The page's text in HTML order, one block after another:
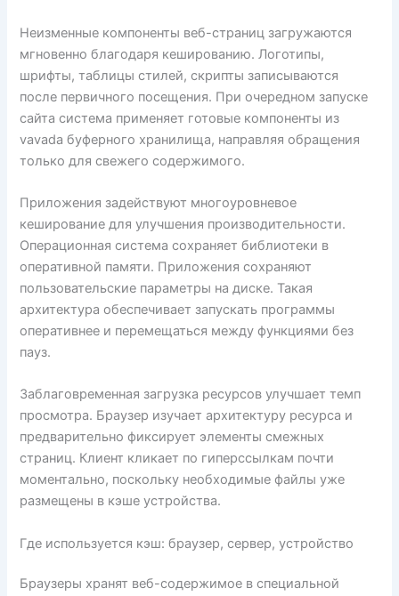
Неизменные компоненты веб-страниц загружаются
мгновенно благодаря кешированию. Логотипы,
шрифты, таблицы стилей, скрипты записываются
после первичного посещения. При очередном запуске
сайта система применяет готовые компоненты из
vavada буферного хранилища, направляя обращения
только для свежего содержимого.
Приложения задействуют многоуровневое
кеширование для улучшения производительности.
Операционная система сохраняет библиотеки в
оперативной памяти. Приложения сохраняют
пользовательские параметры на диске. Такая
архитектура обеспечивает запускать программы
оперативнее и перемещаться между функциями без
пауз.
Заблаговременная загрузка ресурсов улучшает темп
просмотра. Браузер изучает архитектуру ресурса и
предварительно фиксирует элементы смежных
страниц. Клиент кликает по гиперссылкам почти
моментально, поскольку необходимые файлы уже
размещены в кэше устройства.
Где используется кэш: браузер, сервер, устройство
Браузеры хранят веб-содержимое в специальной